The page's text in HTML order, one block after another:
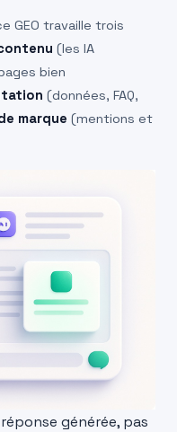
GEO travaille trois
(les IA
bien
(données, FAQ,
marque (mentions et
générée, pas